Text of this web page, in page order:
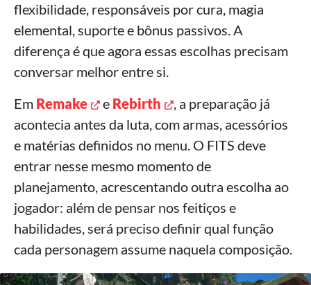
flexibilidade, responsáveis por cura, magia
elemental, suporte e bônus passivos. A
diferença é que agora essas escolhas precisam
conversar melhor entre si.
Em Remake e Rebirth
, a preparação já
acontecia antes da luta, com armas, acessórios
e matérias definidos no menu. O FITS deve
entrar nesse mesmo momento de
planejamento, acrescentando outra escolha ao
jogador: além de pensar nos feitiços e
habilidades, será preciso definir qual função
cada personagem assume naquela composição.